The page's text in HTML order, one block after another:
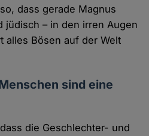
dass gerade Magnus
jüdisch – in den irren Augen
alles Bösen auf der Welt
sind eine
die Geschlechter- und